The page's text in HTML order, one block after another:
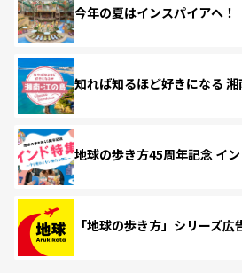
今年の夏はインスパイアへ！
知れば知るほど好きになる
地球の歩き方45周年記念 イ
「地球の歩き方」シリーズ広